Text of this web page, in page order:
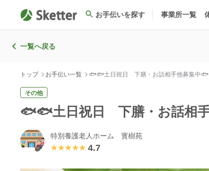
お手伝いを探す 事業所一覧
一覧へ戻る
トップ お手伝い一覧 🐟🐟土日祝日 下膳・お話相手他募集中
その他
🐟🐟土日祝日 下膳・お話相
特別養護老人ホーム 寳樹苑
★★★★★
★★★★★ 4.7